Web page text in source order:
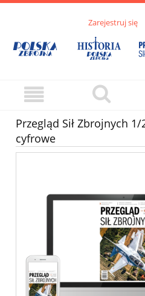
Zarejestruj się
Przegląd Sił Zbrojnych
cyfrowe